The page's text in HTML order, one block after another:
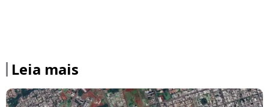
Leia mais